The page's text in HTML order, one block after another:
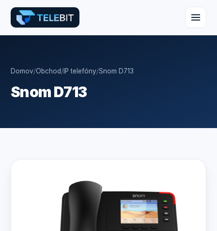
Domov/Obchod/ IP telefóny/Snom D713
Snom D713